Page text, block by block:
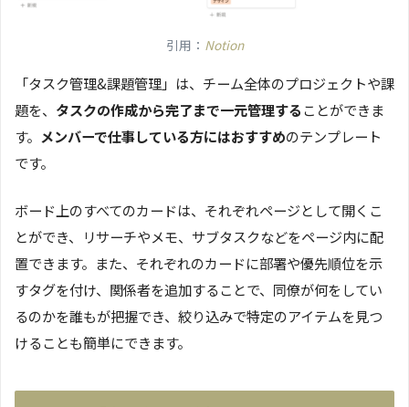
引用： Notion
「タスク管理&課題管理」は、チーム全体のプロジェクトや課
題を、 タスクの作成から完了まで一元管理することができま
す。 メンバーで仕事している方にはおすすめのテンプレート
です。
ボード上のすべてのカードは、それぞれページとして開くこ
とができ、リサーチやメモ、サブタスクなどをページ内に配
置できます。また、それぞれのカードに部署や優先順位を示
すタグを付け、関係者を追加することで、同僚が何をしてい
るのかを誰もが把握でき、絞り込みで特定のアイテムを見つ
けることも簡単にできます。